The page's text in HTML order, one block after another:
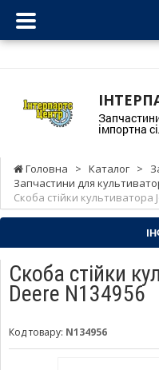
імпортна
Головна > Каталог >
Запчастини для
Скоба стійки культиватора
Скоба стійки
Deere N134956
Код товару: N134956